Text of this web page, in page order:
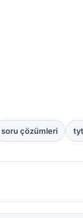
soru çözümleri tyt